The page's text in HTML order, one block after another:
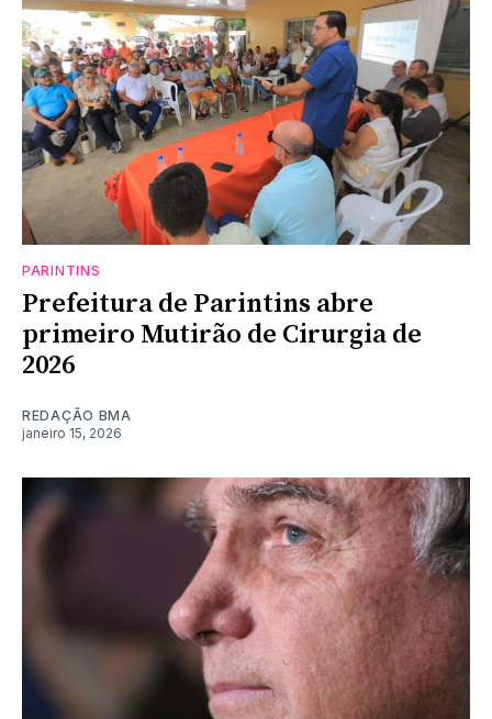
PARINTINS
Prefeitura de Parintins abre
primeiro Mutirão de Cirurgia de
2026
REDAÇÃO BMA
janeiro 15, 2026